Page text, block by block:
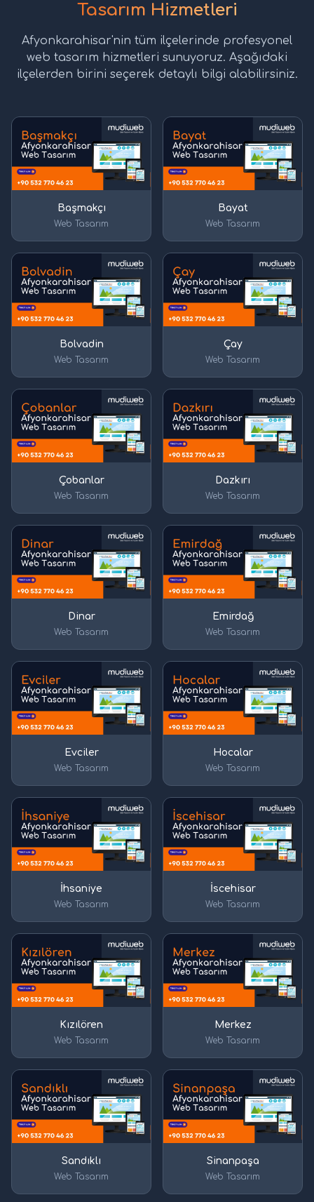
Tasarım Hizmetleri
Afyonkarahisar'nin tüm ilçelerinde profesyonel
web tasarım hizmetleri sunuyoruz. Aşağıdaki
ilçelerden birini seçerek detaylı bilgi alabilirsiniz.
Başmakçı
Web Tasarım
Bayat
Web Tasarım
Bolvadin
Web Tasarım
Çay
Web Tasarım
Çobanlar
Web Tasarım
Dazkırı
Web Tasarım
Dinar
Web Tasarım
Emirdağ
Web Tasarım
Evciler
Web Tasarım
Hocalar
Web Tasarım
İhsaniye
Web Tasarım
İscehisar
Web Tasarım
Kızılören
Web Tasarım
Merkez
Web Tasarım
Sandıklı
Web Tasarım
Sinanpaşa
Web Tasarım